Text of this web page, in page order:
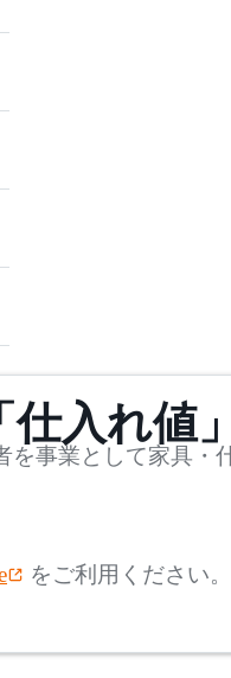
入れ値
事業として家具・
をご利用ください。